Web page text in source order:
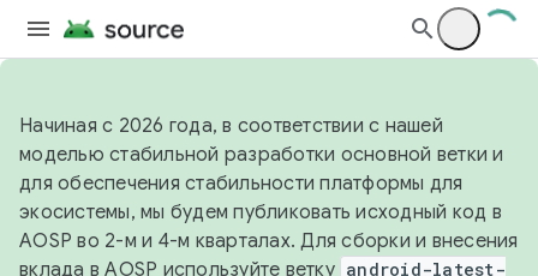
Начиная с 2026 года, в соответствии с нашей
моделью стабильной разработки основной ветки и
для обеспечения стабильности платформы для
экосистемы, мы будем публиковать исходный код в
AOSP во 2-м и 4-м кварталах. Для сборки и внесения
вклада в AOSP используйте ветку android-latest-